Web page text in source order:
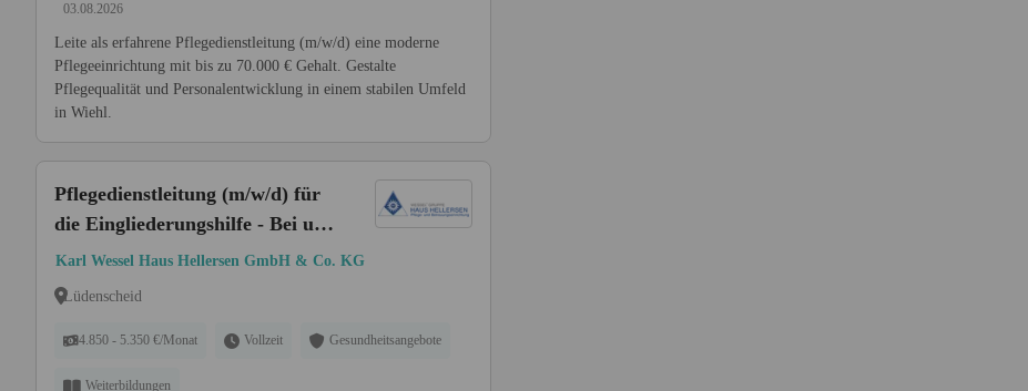
03.08.2026
Leite als erfahrene Pflegedienstleitung (m/w/d) eine moderne
Pflegeeinrichtung mit bis zu 70.000 € Gehalt. Gestalte
Pflegequalität und Personalentwicklung in einem stabilen Umfeld
in Wiehl.
Pflegedienstleitung (m/w/d) für
die Eingliederungshilfe - Bei uns
startet Ihre Karriere!
Karl Wessel Haus Hellersen GmbH & Co. KG
Lüdenscheid
4.850 - 5.350 €/Monat Vollzeit Gesundheitsangebote
Weiterbildungen